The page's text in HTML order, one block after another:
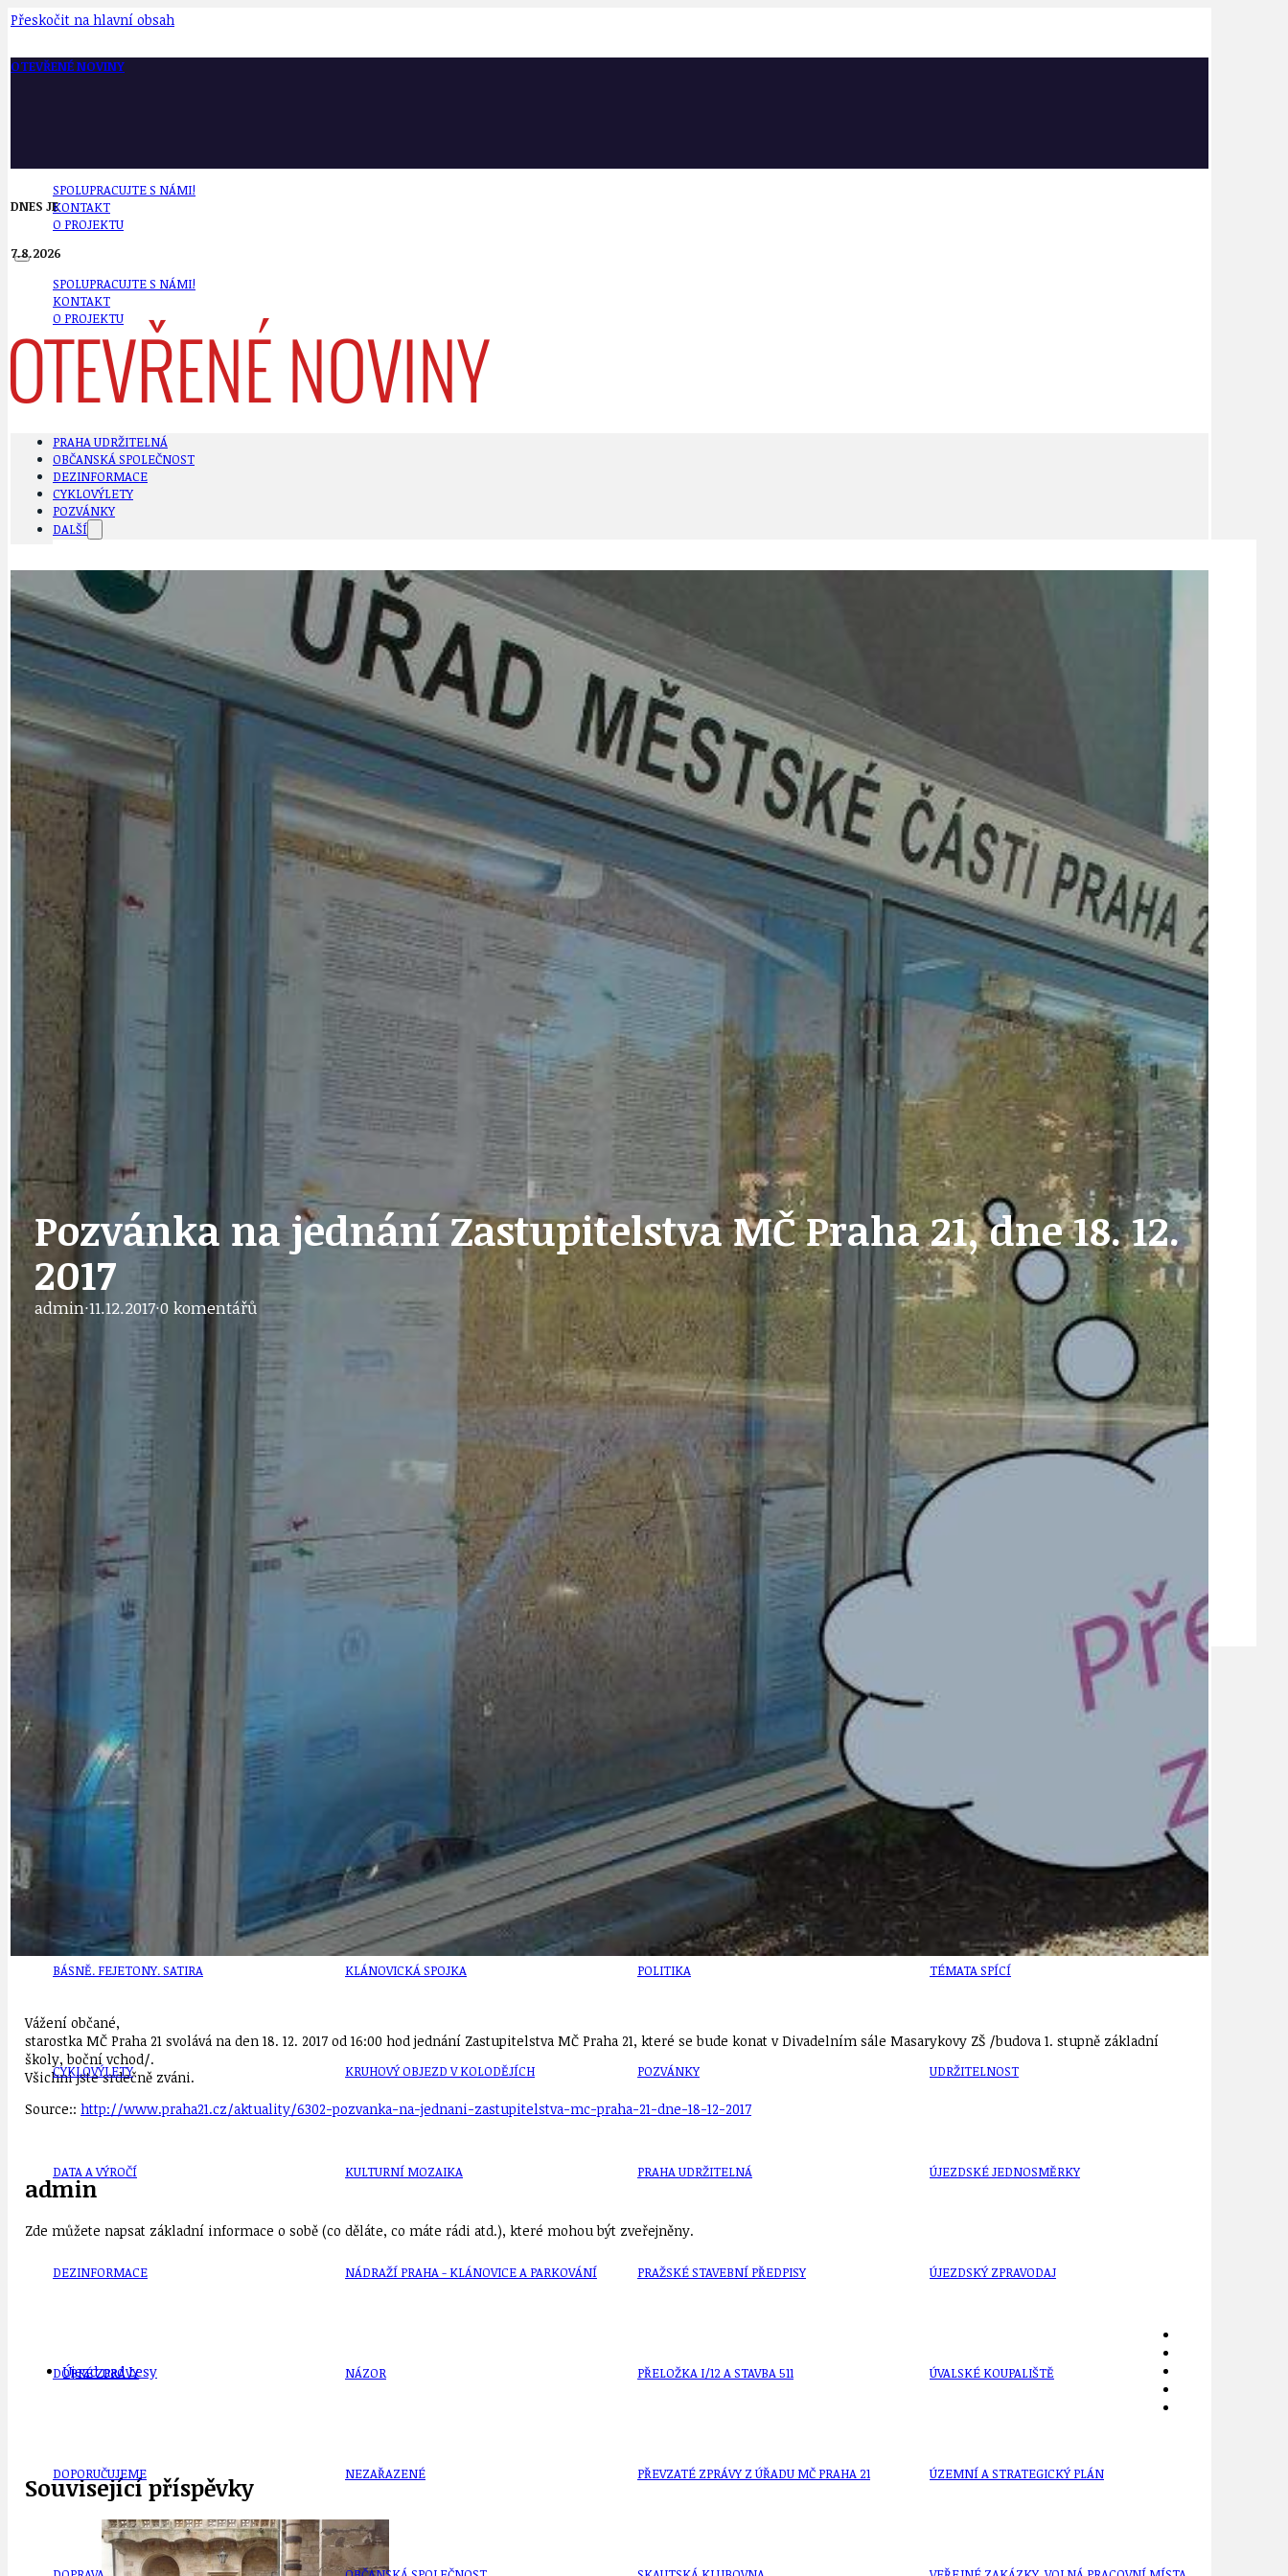
Přeskočit na hlavní obsah
OTEVŘENÉ NOVINY
SPOLUPRACUJTE S NÁMI!
KONTAKT
O PROJEKTU
SPOLUPRACUJTE S NÁMI!
KONTAKT
O PROJEKTU
DNES JE
7.8.2026
PRAHA UDRŽITELNÁ
OBČANSKÁ SPOLEČNOST
DEZINFORMACE
CYKLOVÝLETY
POZVÁNKY
DALŠÍ
AKTUALITY
BÁSNĚ. FEJETONY. SATIRA
CYKLOVÝLETY
DATA A VÝROČÍ
DEZINFORMACE
DOBRÉ ZPRÁVY
DOPORUČUJEME
DOPRAVA
GRANTY A DOTACE
HODKOVSKÁ ULICE
IDEAL LUX
JEDNOU VĚTOU
KLÁNOVICKÁ SPOJKA
KRUHOVÝ OBJEZD V KOLODĚJÍCH
KULTURNÍ MOZAIKA
NÁDRAŽÍ PRAHA - KLÁNOVICE A PARKOVÁNÍ
NÁZOR
NEZAŘAZENÉ
OBČANSKÁ SPOLEČNOST
OBECNÍ ZPRAVODAJE
OBRAZEM, ZVUKEM
PETICE, VÝZVY, HLASOVÁNÍ, SOUTĚŽE
POLITIKA
POZVÁNKY
PRAHA UDRŽITELNÁ
PRAŽSKÉ STAVEBNÍ PŘEDPISY
PŘELOŽKA I/12 A STAVBA 511
PŘEVZATÉ ZPRÁVY Z ÚŘADU MČ PRAHA 21
SKAUTSKÁ KLUBOVNA
ŠKOLY A ŠKOLSTVÍ
SOCIÁLNÍ PROJEKTY A POMOC
STAVEBNÍ ZÁKON
UDRŽITELNOST
ÚJEZDSKÉ JEDNOSMĚRKY
ÚJEZDSKÝ ZPRAVODAJ
ÚVALSKÉ KOUPALIŠTĚ
ÚZEMNÍ A STRATEGICKÝ PLÁN
VEŘEJNÉ ZAKÁZKY, VOLNÁ PRACOVNÍ MÍSTA
ZDRAVOTNÍ STŘEDISKO ÚJEZD NAD LESY
ŽIVOT KOLEM NÁS
OBČANSKÁ SPOLEČNOST
DEZINFORMACE
CYKLOVÝLETY
POZVÁNKY
DALŠÍ
BÁSNĚ. FEJETONY. SATIRA
CYKLOVÝLETY
DATA A VÝROČÍ
DEZINFORMACE
DOBRÉ ZPRÁVY
DOPORUČUJEME
JEDNOU VĚTOU
KLÁNOVICKÁ SPOJKA
KRUHOVÝ OBJEZD V KOLODĚJÍCH
KULTURNÍ MOZAIKA
NÁDRAŽÍ PRAHA - KLÁNOVICE A PARKOVÁNÍ
NÁZOR
NEZAŘAZENÉ
PETICE, VÝZVY, HLASOVÁNÍ, SOUTĚŽE
POLITIKA
POZVÁNKY
PRAHA UDRŽITELNÁ
PRAŽSKÉ STAVEBNÍ PŘEDPISY
PŘELOŽKA I/12 A STAVBA 511
PŘEVZATÉ ZPRÁVY Z ÚŘADU MČ PRAHA 21
TÉMA
TÉMATA SPÍCÍ
UDRŽITELNOST
ÚJEZDSKÉ JEDNOSMĚRKY
ÚJEZDSKÝ ZPRAVODAJ
ÚVALSKÉ KOUPALIŠTĚ
ÚZEMNÍ A STRATEGICKÝ PLÁN
Pozvánka na jednání Zastupitelstva MČ Praha 21, dne 18. 12.
2017
admin·11.12.2017·0 komentářů
Vážení občané,
starostka MČ Praha 21 svolává na den 18. 12. 2017 od 16:00 hod jednání Zastupitelstva MČ Praha 21, které se bude konat v Divadelním sále Masarykovy ZŠ /budova 1. stupně základní
školy, boční vchod/.
Všichni jste srdečně zváni.
Source:: http://www.praha21.cz/aktuality/6302-pozvanka-na-jednani-zastupitelstva-mc-praha-21-dne-18-12-2017
admin
Zde můžete napsat základní informace o sobě (co děláte, co máte rádi atd.), které mohou být zveřejněny.
Újezd nad Lesy
Související příspěvky